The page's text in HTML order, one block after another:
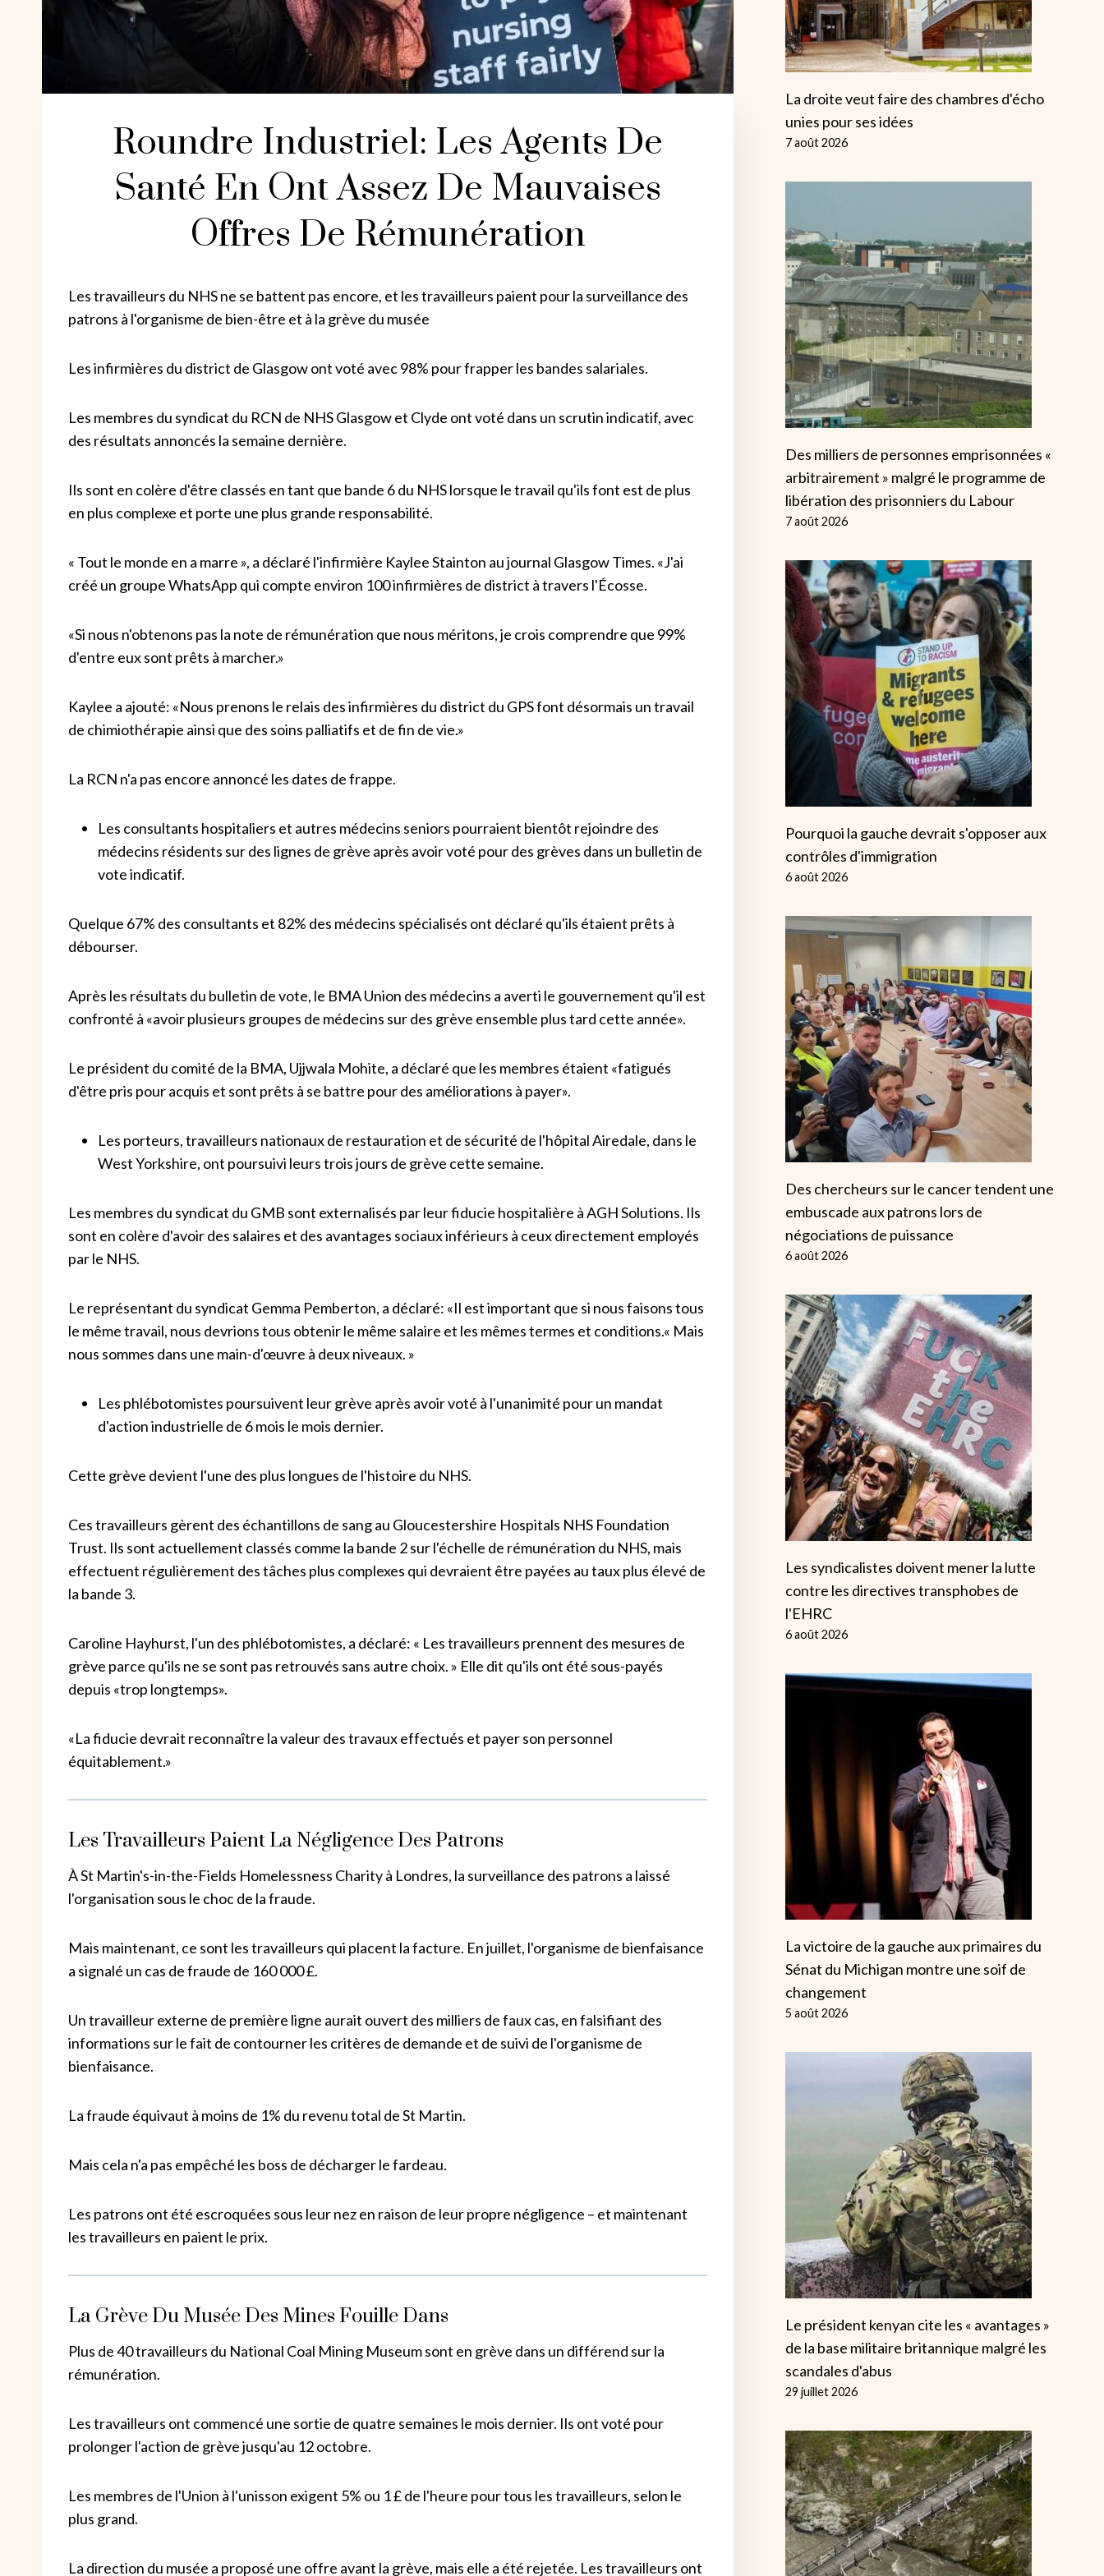
Roundre Industriel: Les Agents De
Santé En Ont Assez De Mauvaises
Offres De Rémunération
Les travailleurs du NHS ne se battent pas encore, et les travailleurs paient pour la surveillance des
patrons à l'organisme de bien-être et à la grève du musée
Les infirmières du district de Glasgow ont voté avec 98% pour frapper les bandes salariales.
Les membres du syndicat du RCN de NHS Glasgow et Clyde ont voté dans un scrutin indicatif, avec
des résultats annoncés la semaine dernière.
Ils sont en colère d'être classés en tant que bande 6 du NHS lorsque le travail qu'ils font est de plus
en plus complexe et porte une plus grande responsabilité.
« Tout le monde en a marre », a déclaré l'infirmière Kaylee Stainton au journal Glasgow Times. «J'ai
créé un groupe WhatsApp qui compte environ 100 infirmières de district à travers l'Écosse.
«Si nous n'obtenons pas la note de rémunération que nous méritons, je crois comprendre que 99%
d'entre eux sont prêts à marcher.»
Kaylee a ajouté: «Nous prenons le relais des infirmières du district du GPS font désormais un travail
de chimiothérapie ainsi que des soins palliatifs et de fin de vie.»
La RCN n'a pas encore annoncé les dates de frappe.
Les consultants hospitaliers et autres médecins seniors pourraient bientôt rejoindre des
médecins résidents sur des lignes de grève après avoir voté pour des grèves dans un bulletin de
vote indicatif.
Quelque 67% des consultants et 82% des médecins spécialisés ont déclaré qu'ils étaient prêts à
débourser.
Après les résultats du bulletin de vote, le BMA Union des médecins a averti le gouvernement qu'il est
confronté à «avoir plusieurs groupes de médecins sur des grève ensemble plus tard cette année».
Le président du comité de la BMA, Ujjwala Mohite, a déclaré que les membres étaient «fatigués
d'être pris pour acquis et sont prêts à se battre pour des améliorations à payer».
Les porteurs, travailleurs nationaux de restauration et de sécurité de l'hôpital Airedale, dans le
West Yorkshire, ont poursuivi leurs trois jours de grève cette semaine.
Les membres du syndicat du GMB sont externalisés par leur fiducie hospitalière à AGH Solutions. Ils
sont en colère d'avoir des salaires et des avantages sociaux inférieurs à ceux directement employés
par le NHS.
Le représentant du syndicat Gemma Pemberton, a déclaré: «Il est important que si nous faisons tous
le même travail, nous devrions tous obtenir le même salaire et les mêmes termes et conditions.« Mais
nous sommes dans une main-d'œuvre à deux niveaux. »
Les phlébotomistes poursuivent leur grève après avoir voté à l'unanimité pour un mandat
d'action industrielle de 6 mois le mois dernier.
Cette grève devient l'une des plus longues de l'histoire du NHS.
Ces travailleurs gèrent des échantillons de sang au Gloucestershire Hospitals NHS Foundation
Trust. Ils sont actuellement classés comme la bande 2 sur l'échelle de rémunération du NHS, mais
effectuent régulièrement des tâches plus complexes qui devraient être payées au taux plus élevé de
la bande 3.
Caroline Hayhurst, l'un des phlébotomistes, a déclaré: « Les travailleurs prennent des mesures de
grève parce qu'ils ne se sont pas retrouvés sans autre choix. » Elle dit qu'ils ont été sous-payés
depuis «trop longtemps».
«La fiducie devrait reconnaître la valeur des travaux effectués et payer son personnel
équitablement.»
Les Travailleurs Paient La Négligence Des Patrons
À St Martin's-in-the-Fields Homelessness Charity à Londres, la surveillance des patrons a laissé
l'organisation sous le choc de la fraude.
Mais maintenant, ce sont les travailleurs qui placent la facture. En juillet, l'organisme de bienfaisance
a signalé un cas de fraude de 160 000 £.
Un travailleur externe de première ligne aurait ouvert des milliers de faux cas, en falsifiant des
informations sur le fait de contourner les critères de demande et de suivi de l'organisme de
bienfaisance.
La fraude équivaut à moins de 1% du revenu total de St Martin.
Mais cela n'a pas empêché les boss de décharger le fardeau.
Les patrons ont été escroquées sous leur nez en raison de leur propre négligence – et maintenant
les travailleurs en paient le prix.
La Grève Du Musée Des Mines Fouille Dans
Plus de 40 travailleurs du National Coal Mining Museum sont en grève dans un différend sur la
rémunération.
Les travailleurs ont commencé une sortie de quatre semaines le mois dernier. Ils ont voté pour
prolonger l'action de grève jusqu'au 12 octobre.
Les membres de l'Union à l'unisson exigent 5% ou 1 £ de l'heure pour tous les travailleurs, selon le
plus grand.
La direction du musée a proposé une offre avant la grève, mais elle a été rejetée. Les travailleurs ont
La droite veut faire des chambres d'écho
unies pour ses idées
7 août 2026
Des milliers de personnes emprisonnées «
arbitrairement » malgré le programme de
libération des prisonniers du Labour
7 août 2026
Pourquoi la gauche devrait s'opposer aux
contrôles d'immigration
6 août 2026
Des chercheurs sur le cancer tendent une
embuscade aux patrons lors de
négociations de puissance
6 août 2026
Les syndicalistes doivent mener la lutte
contre les directives transphobes de
l'EHRC
6 août 2026
La victoire de la gauche aux primaires du
Sénat du Michigan montre une soif de
changement
5 août 2026
Le président kenyan cite les « avantages »
de la base militaire britannique malgré les
scandales d'abus
29 juillet 2026